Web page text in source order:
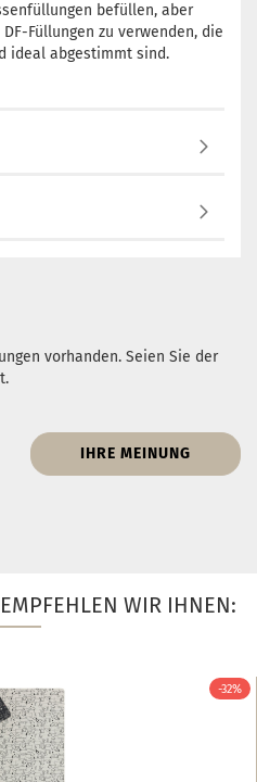
befüllen, aber
Füllungen zu verwenden, die
ideal abgestimmt sind.
vorhanden. Seien Sie der
IHRE MEINUNG
WIR IHNEN:
-32%